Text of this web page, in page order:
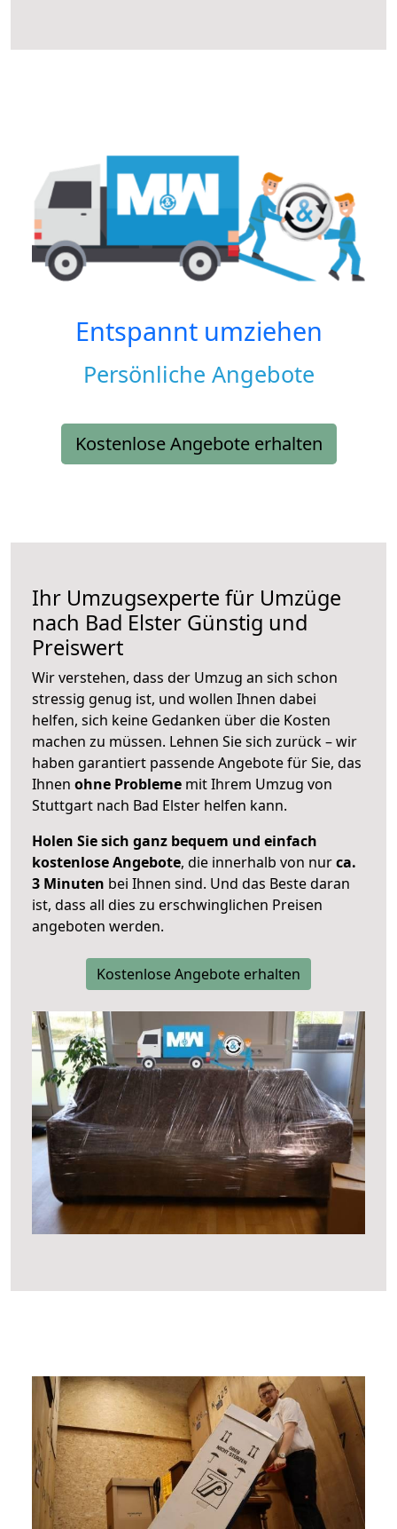
Entspannt umziehen
Persönliche Angebote
Kostenlose Angebote erhalten
Ihr Umzugsexperte für Umzüge
nach Bad Elster Günstig und
Preiswert
Wir verstehen, dass der Umzug an sich schon
stressig genug ist, und wollen Ihnen dabei
helfen, sich keine Gedanken über die Kosten
machen zu müssen. Lehnen Sie sich zurück – wir
haben garantiert passende Angebote für Sie, das
Ihnen ohne Probleme mit Ihrem Umzug von
Stuttgart nach Bad Elster helfen kann.
Holen Sie sich ganz bequem und einfach
kostenlose Angebote, die innerhalb von nurca.
3 Minuten bei Ihnen sind. Und das Beste daran
ist, dass all dies zu erschwinglichen Preisen
angeboten werden.
Kostenlose Angebote erhalten